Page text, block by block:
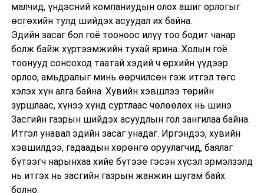
малчид, үндэсний компаниудын олох ашиг орлогыг
өсгөхийн тулд шийдэх асуудал их байна.
Эдийн засаг бол гоё тооноос илүү тоо бодит чанар
болж байж хүртээмжийн тухай ярина. Холын гоё
тоонууд сонсоход таатай хэдий ч өрхийн үүдээр
орлоо, амьдралыг минь өөрчилсөн гэж итгэл төгс
хэлэх хүн алга байна. Хувийн хэвшлээ төрийн
зуршлаас, хүнээ хүнд суртлаас чөлөөлөх нь шинэ
Засгийн газрын шийдэх асуудлын гол зангилаа байна.
Итгэл унавал эдийн засаг унадаг. Иргэндээ, хувийн
хэвшилдээ, гадаадын хөрөнгө оруулагчид, баялаг
бүтээгч нарынхаа хийе бүтээе гэсэн хүсэл эрмэлзэлд
нь итгэх нь засгийн газрын жанжин шугам байх
болно.